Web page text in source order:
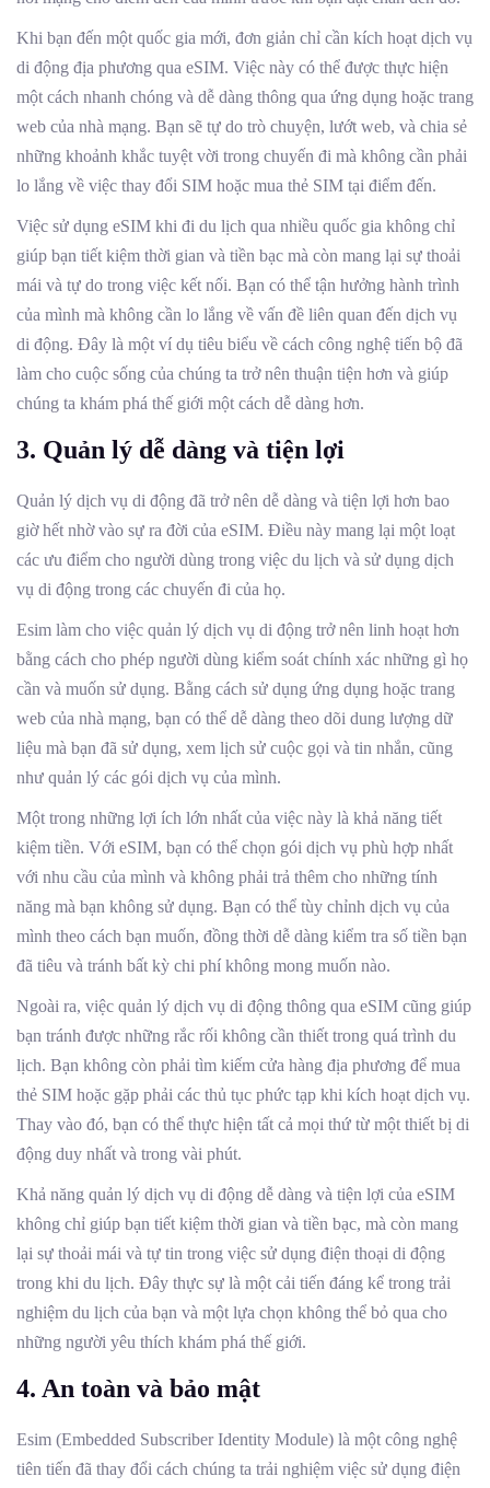
Khi bạn đến một quốc gia mới, đơn giản chỉ cần kích hoạt dịch vụ
di động địa phương qua eSIM. Việc này có thể được thực hiện
một cách nhanh chóng và dễ dàng thông qua ứng dụng hoặc trang
web của nhà mạng. Bạn sẽ tự do trò chuyện, lướt web, và chia sẻ
những khoảnh khắc tuyệt vời trong chuyến đi mà không cần phải
lo lắng về việc thay đổi SIM hoặc mua thẻ SIM tại điểm đến.
Việc sử dụng eSIM khi đi du lịch qua nhiều quốc gia không chỉ
giúp bạn tiết kiệm thời gian và tiền bạc mà còn mang lại sự thoải
mái và tự do trong việc kết nối. Bạn có thể tận hưởng hành trình
của mình mà không cần lo lắng về vấn đề liên quan đến dịch vụ
di động. Đây là một ví dụ tiêu biểu về cách công nghệ tiến bộ đã
làm cho cuộc sống của chúng ta trở nên thuận tiện hơn và giúp
chúng ta khám phá thế giới một cách dễ dàng hơn.
3. Quản lý dễ dàng và tiện lợi
Quản lý dịch vụ di động đã trở nên dễ dàng và tiện lợi hơn bao
giờ hết nhờ vào sự ra đời của eSIM. Điều này mang lại một loạt
các ưu điểm cho người dùng trong việc du lịch và sử dụng dịch
vụ di động trong các chuyến đi của họ.
Esim làm cho việc quản lý dịch vụ di động trở nên linh hoạt hơn
bằng cách cho phép người dùng kiểm soát chính xác những gì họ
cần và muốn sử dụng. Bằng cách sử dụng ứng dụng hoặc trang
web của nhà mạng, bạn có thể dễ dàng theo dõi dung lượng dữ
liệu mà bạn đã sử dụng, xem lịch sử cuộc gọi và tin nhắn, cũng
như quản lý các gói dịch vụ của mình.
Một trong những lợi ích lớn nhất của việc này là khả năng tiết
kiệm tiền. Với eSIM, bạn có thể chọn gói dịch vụ phù hợp nhất
với nhu cầu của mình và không phải trả thêm cho những tính
năng mà bạn không sử dụng. Bạn có thể tùy chỉnh dịch vụ của
mình theo cách bạn muốn, đồng thời dễ dàng kiểm tra số tiền bạn
đã tiêu và tránh bất kỳ chi phí không mong muốn nào.
Ngoài ra, việc quản lý dịch vụ di động thông qua eSIM cũng giúp
bạn tránh được những rắc rối không cần thiết trong quá trình du
lịch. Bạn không còn phải tìm kiếm cửa hàng địa phương để mua
thẻ SIM hoặc gặp phải các thủ tục phức tạp khi kích hoạt dịch vụ.
Thay vào đó, bạn có thể thực hiện tất cả mọi thứ từ một thiết bị di
động duy nhất và trong vài phút.
Khả năng quản lý dịch vụ di động dễ dàng và tiện lợi của eSIM
không chỉ giúp bạn tiết kiệm thời gian và tiền bạc, mà còn mang
lại sự thoải mái và tự tin trong việc sử dụng điện thoại di động
trong khi du lịch. Đây thực sự là một cải tiến đáng kể trong trải
nghiệm du lịch của bạn và một lựa chọn không thể bỏ qua cho
những người yêu thích khám phá thế giới.
4. An toàn và bảo mật
Esim (Embedded Subscriber Identity Module) là một công nghệ
tiên tiến đã thay đổi cách chúng ta trải nghiệm việc sử dụng điện